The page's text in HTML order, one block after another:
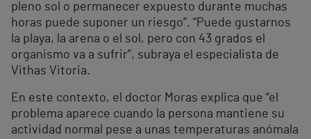
pleno sol o permanecer expuesto durante muchas
horas puede suponer un riesgo”. “Puede gustarnos
la playa, la arena o el sol, pero con 43 grados el
organismo va a sufrir”, subraya el especialista de
Vithas Vitoria.
En este contexto, el doctor Moras explica que “el
problema aparece cuando la persona mantiene su
actividad normal pese a unas temperaturas anómala